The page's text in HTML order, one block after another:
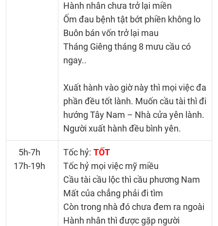
Hành nhân chưa trở lại miền
Ốm đau bệnh tật bớt phiền không lo
Buôn bán vốn trở lại mau
Tháng Giêng tháng 8 mưu cầu có
ngay..
Xuất hành vào giờ này thì mọi việc đa
phần đều tốt lành. Muốn cầu tài thì đi
hướng Tây Nam – Nhà cửa yên lành.
Người xuất hành đều bình yên.
5h-7h
17h-19h
Tốc hỷ: TỐT
Tốc hỷ mọi việc mỹ miều
Cầu tài cầu lộc thì cầu phương Nam
Mất của chẳng phải đi tìm
Còn trong nhà đó chưa đem ra ngoài
Hành nhân thì được gặp người